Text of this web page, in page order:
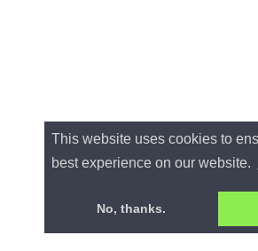
This website uses cookies to
best experience on our website.
No, thanks.